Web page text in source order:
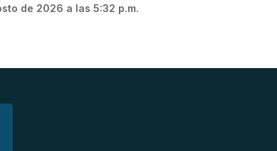
de 2026 a las 5:32 p.m.